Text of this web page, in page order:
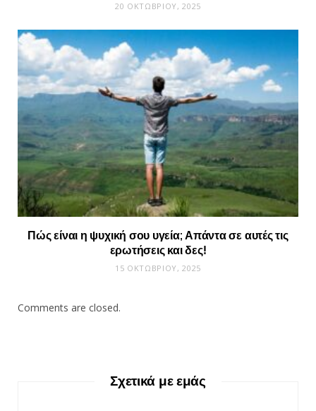
20 ΟΚΤΩΒΡΊΟΥ, 2025
Πώς είναι η ψυχική σου υγεία; Απάντα σε αυτές τις
ερωτήσεις και δες!
15 ΟΚΤΩΒΡΊΟΥ, 2025
Comments are closed.
Σχετικά με εμάς